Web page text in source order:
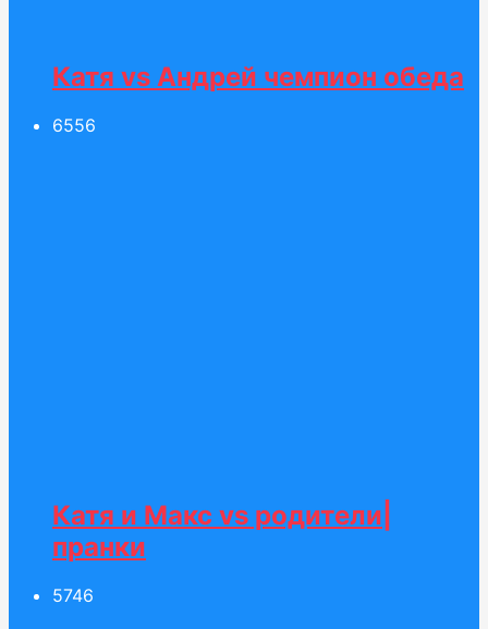
Катя vs Андрей чемпион обеда
6556
Катя и Макс vs родители|
пранки
5746